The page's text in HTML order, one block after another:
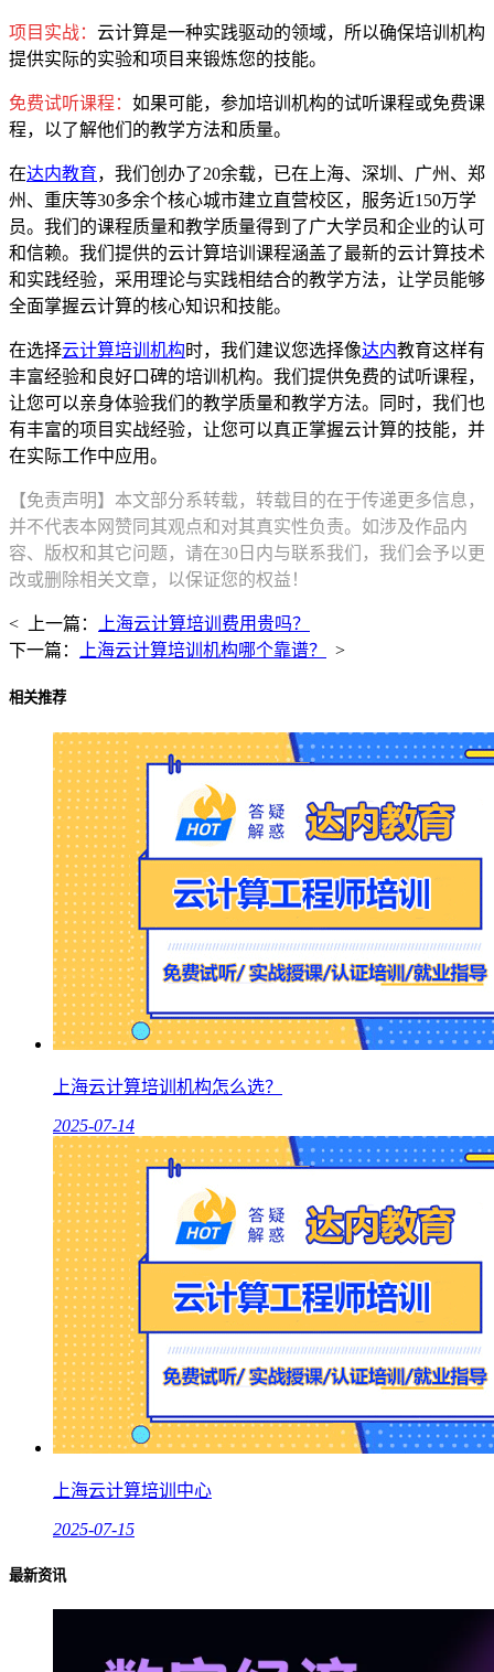
项目实战： 云计算是一种实践驱动的领域，所以确保培训机构
提供实际的实验和项目来锻炼您的技能。
免费试听课程： 如果可能，参加培训机构的试听课程或免费课
程，以了解他们的教学方法和质量。
在达内教育，我们创办了20余载，已在上海、深圳、广州、郑
州、重庆等30多余个核心城市建立直营校区，服务近150万学
员。我们的课程质量和教学质量得到了广大学员和企业的认可
和信赖。我们提供的云计算培训课程涵盖了最新的云计算技术
和实践经验，采用理论与实践相结合的教学方法，让学员能够
全面掌握云计算的核心知识和技能。
在选择云计算培训机构时，我们建议您选择像达内教育这样有
丰富经验和良好口碑的培训机构。我们提供免费的试听课程，
让您可以亲身体验我们的教学质量和教学方法。同时，我们也
有丰富的项目实战经验，让您可以真正掌握云计算的技能，并
在实际工作中应用。
【免责声明】本文部分系转载，转载目的在于传递更多信息，
并不代表本网赞同其观点和对其真实性负责。如涉及作品内
容、版权和其它问题，请在30日内与联系我们，我们会予以更
改或删除相关文章，以保证您的权益！
< 上一篇：
上海云计算培训费用贵吗？
下一篇：
上海云计算培训机构哪个靠谱？ >
相关推荐
上海云计算培训机构怎么选？
2025-07-14
上海云计算培训中心
2025-07-15
最新资讯